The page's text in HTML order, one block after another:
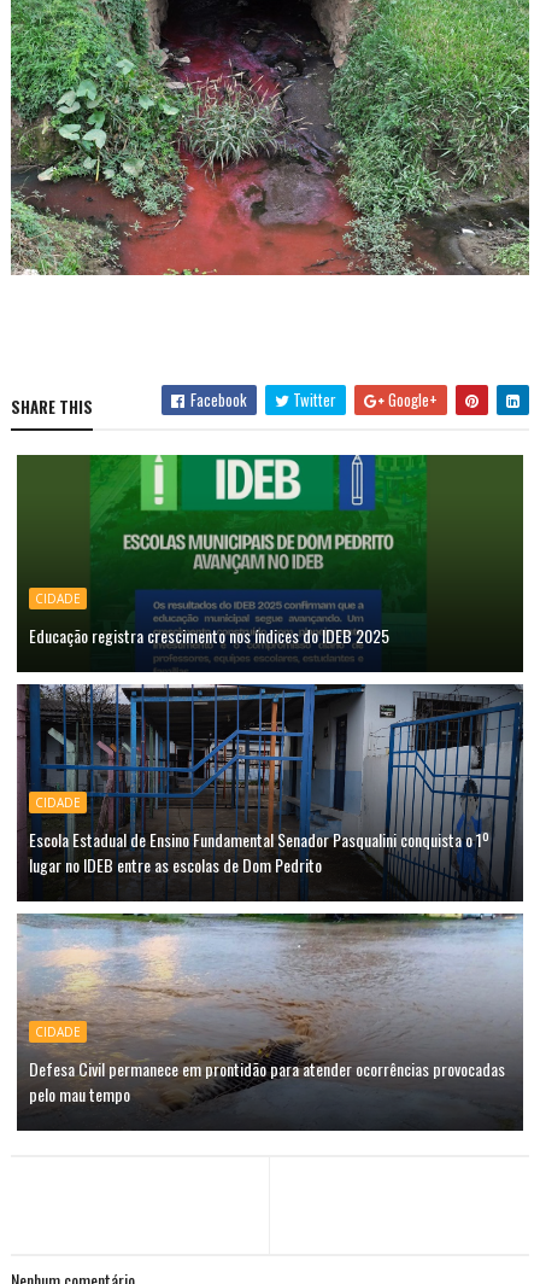
SHARE THIS Facebook Twitter Google+
CIDADE
Educação registra crescimento nos índices do IDEB 2025
CIDADE
Escola Estadual de Ensino Fundamental Senador Pasqualini conquista o 1º
lugar no IDEB entre as escolas de Dom Pedrito
CIDADE
Defesa Civil permanece em prontidão para atender ocorrências provocadas
pelo mau tempo